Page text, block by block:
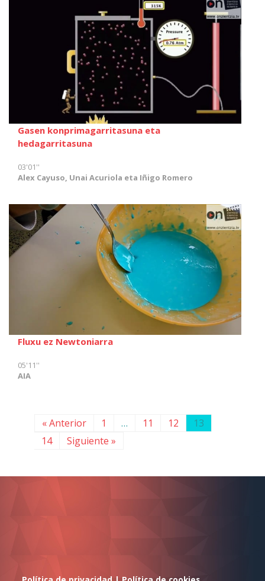
Gasen konprimagarritasuna eta
hedagarritasuna
03'01''
Alex Cayuso, Unai Acuriola eta Iñigo Romero
Fluxu ez Newtoniarra
05'11''
AIA
« Anterior 1 … 11 12
13
14
Siguiente »